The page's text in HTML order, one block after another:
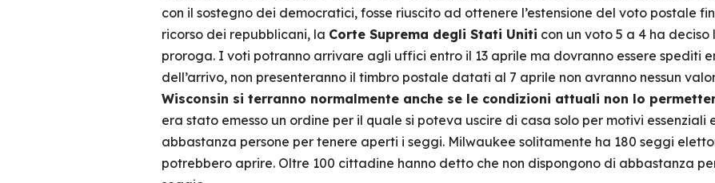
con il sostegno dei democratici, fosse riuscito ad ottenere l’estensione del voto postale
ricorso dei repubblicani, la Corte Suprema degli Stati Uniti con un voto 5 a 4 ha
proroga. I voti potranno arrivare agli uffici entro il 13 aprile ma dovranno essere spediti
dell’arrivo, non presenteranno il timbro postale datati al 7 aprile non avranno nessun
Wisconsin si terranno normalmente anche se le condizioni attuali non lo
era stato emesso un ordine per il quale si poteva uscire di casa solo per motivi essenziali
abbastanza persone per tenere aperti i seggi. Milwaukee solitamente ha 180 seggi
potrebbero aprire. Oltre 100 cittadine hanno detto che non dispongono di abbastanza